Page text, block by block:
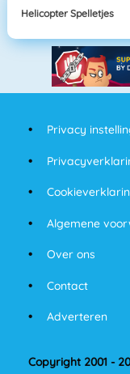
Helicopter Spelletjes
Privacy
Algemene
Over ons
Contact
Adverteren
Copyright 2001 -